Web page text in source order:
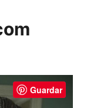
Guardar